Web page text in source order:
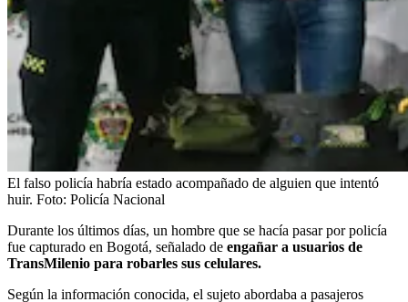
El falso policía habría estado acompañado de alguien que intentó
huir. Foto: Policía Nacional
Durante los últimos días, un hombre que se hacía pasar por policía
fue capturado en Bogotá, señalado de engañar a usuarios de
TransMilenio para robarles sus celulares.
Según la información conocida, el sujeto abordaba a pasajeros